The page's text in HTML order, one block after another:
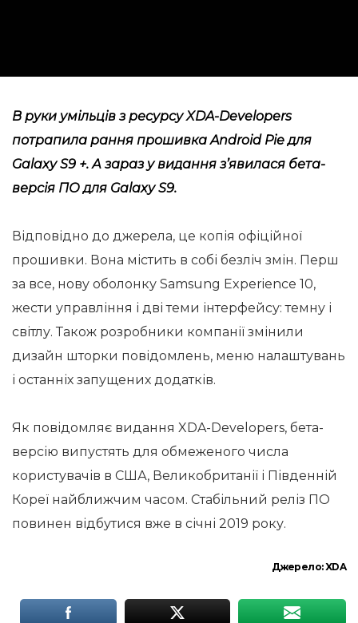
В руки умільців з ресурсу XDA-Developers
потрапила рання прошивка Android Pie для
Galaxy S9 +. А зараз у видання з’явилася бета-
версія ПО для Galaxy S9.
Відповідно до джерела, це копія офіційної
прошивки. Вона містить в собі безліч змін. Перш
за все, нову оболонку Samsung Experience 10,
жести управління і дві теми інтерфейсу: темну і
світлу. Також розробники компанії змінили
дизайн шторки повідомлень, меню налаштувань
і останніх запущених додатків.
Як повідомляє видання XDA-Developers, бета-
версію випустять для обмеженого числа
користувачів в США, Великобританії і Південній
Кореї найближчим часом. Стабільний реліз ПО
повинен відбутися вже в січні 2019 року.
Джерело:XDA